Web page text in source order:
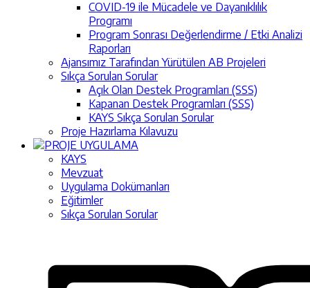
COVID-19 ile Mücadele ve Dayanıklılık
Programı
Program Sonrası Değerlendirme / Etki Analizi
Raporları
Ajansımız Tarafından Yürütülen AB Projeleri
Sıkça Sorulan Sorular
Açık Olan Destek Programları (SSS)
Kapanan Destek Programları (SSS)
KAYS Sıkça Sorulan Sorular
Proje Hazırlama Kılavuzu
PROJE UYGULAMA
KAYS
Mevzuat
Uygulama Dokümanları
Eğitimler
Sıkça Sorulan Sorular